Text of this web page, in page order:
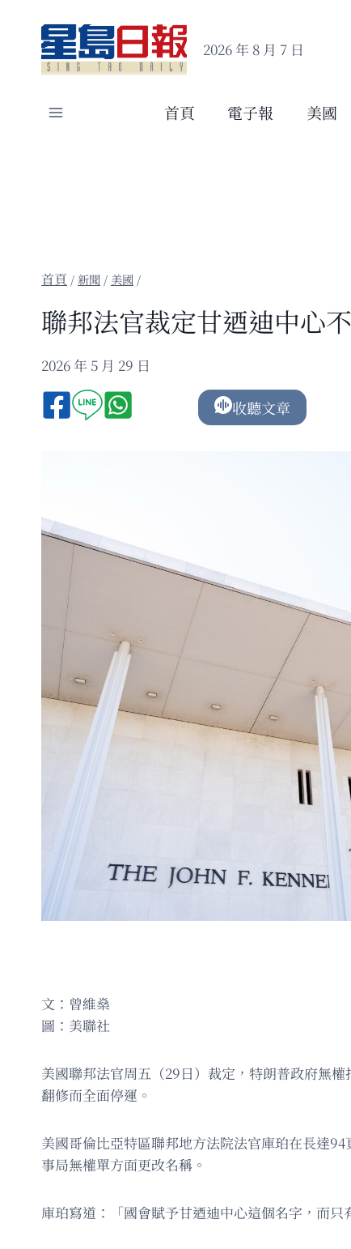
content
2026 年 8 月 7 日
首頁 電子報 美國
/新聞 / 美國 /
聯邦法官裁定甘迺迪中心
2026 年 5 月 29 日
收聽文章
文：曾維燊
圖：美聯社
美國聯邦法官周五（29日）裁定，特朗普政府無
翻修而全面停運。
美國哥倫比亞特區聯邦地方法院法官庫珀在長達
事局無權單方面更改名稱。
庫珀寫道：「國會賦予甘迺迪中心這個名字，而只